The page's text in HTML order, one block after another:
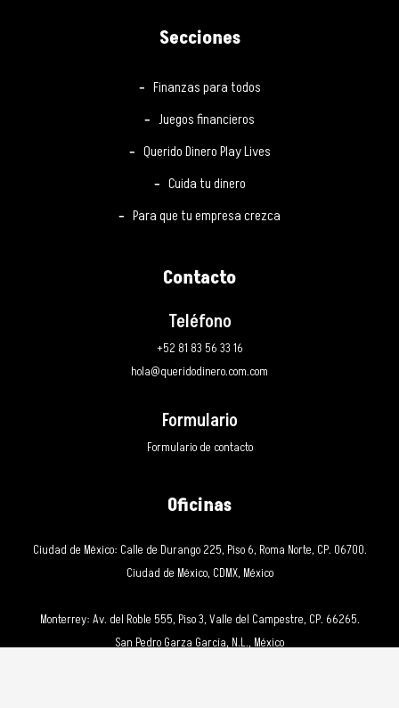
Secciones
Finanzas para todos
Juegos financieros
Querido Dinero Play Lives
Cuida tu dinero
Para que tu empresa crezca
Contacto
Teléfono
+52 81 83 56 33 16
hola@queridodinero.com.com
Formulario
Formulario de contacto
Oficinas
Ciudad de México: Calle de Durango 225, Piso 6, Roma Norte, CP. 06700.
Ciudad de México, CDMX, México
Monterrey: Av. del Roble 555, Piso 3, Valle del Campestre, CP. 66265.
San Pedro Garza García, N.L., México